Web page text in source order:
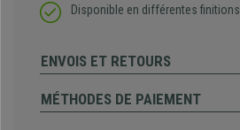
Disponible en différentes finitions
ENVOIS ET RETOURS
MÉTHODES DE PAIEMENT